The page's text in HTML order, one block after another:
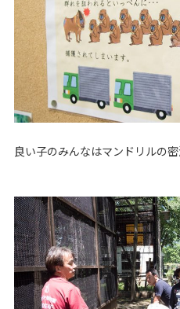
良い子のみんなはマンドリルの